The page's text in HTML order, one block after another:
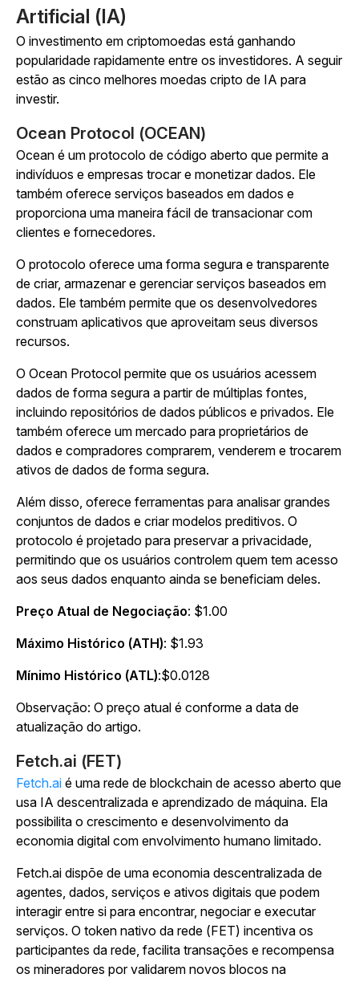
Artificial (IA)
O investimento em criptomoedas está ganhando
popularidade rapidamente entre os investidores. A seguir
estão as cinco melhores moedas cripto de IA para
investir.
Ocean Protocol (OCEAN)
Ocean é um protocolo de código aberto que permite a
indivíduos e empresas trocar e monetizar dados. Ele
também oferece serviços baseados em dados e
proporciona uma maneira fácil de transacionar com
clientes e fornecedores.
O protocolo oferece uma forma segura e transparente
de criar, armazenar e gerenciar serviços baseados em
dados. Ele também permite que os desenvolvedores
construam aplicativos que aproveitam seus diversos
recursos.
O Ocean Protocol permite que os usuários acessem
dados de forma segura a partir de múltiplas fontes,
incluindo repositórios de dados públicos e privados. Ele
também oferece um mercado para proprietários de
dados e compradores comprarem, venderem e trocarem
ativos de dados de forma segura.
Além disso, oferece ferramentas para analisar grandes
conjuntos de dados e criar modelos preditivos. O
protocolo é projetado para preservar a privacidade,
permitindo que os usuários controlem quem tem acesso
aos seus dados enquanto ainda se beneficiam deles.
Preço Atual de Negociação: $1.00
Máximo Histórico (ATH): $1.93
Mínimo Histórico (ATL):$0.0128
Observação: O preço atual é conforme a data de
atualização do artigo.
Fetch.ai (FET)
Fetch.ai é uma rede de blockchain de acesso aberto que
usa IA descentralizada e aprendizado de máquina. Ela
possibilita o crescimento e desenvolvimento da
economia digital com envolvimento humano limitado.
Fetch.ai dispõe de uma economia descentralizada de
agentes, dados, serviços e ativos digitais que podem
interagir entre si para encontrar, negociar e executar
serviços. O token nativo da rede (FET) incentiva os
participantes da rede, facilita transações e recompensa
os mineradores por validarem novos blocos na